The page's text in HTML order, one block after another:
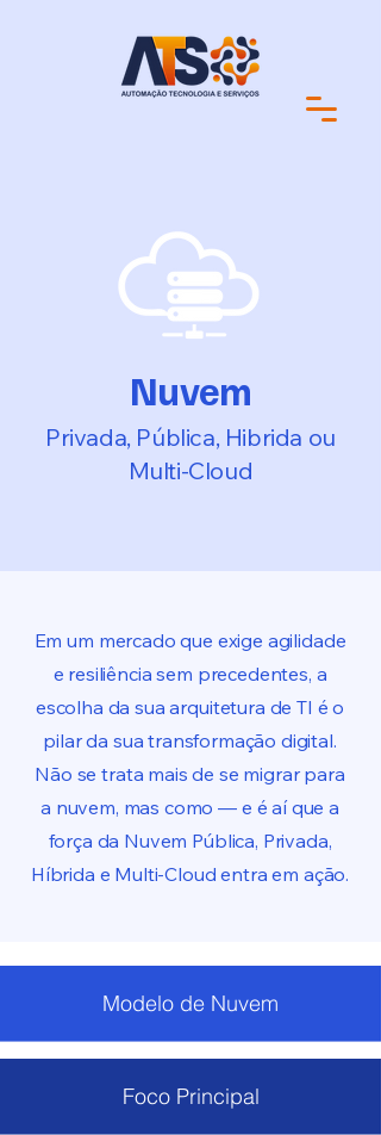
Nuvem
Privada, Pública, Hibrida ou
Multi-Cloud
Em um mercado que exige agilidade
e resiliência sem precedentes, a
escolha da sua arquitetura de TI é o
pilar da sua transformação digital.
Não se trata mais de se migrar para
a nuvem, mas como — e é aí que a
força da Nuvem Pública, Privada,
Híbrida e Multi-Cloud entra em ação.
Modelo de Nuvem
Foco Principal